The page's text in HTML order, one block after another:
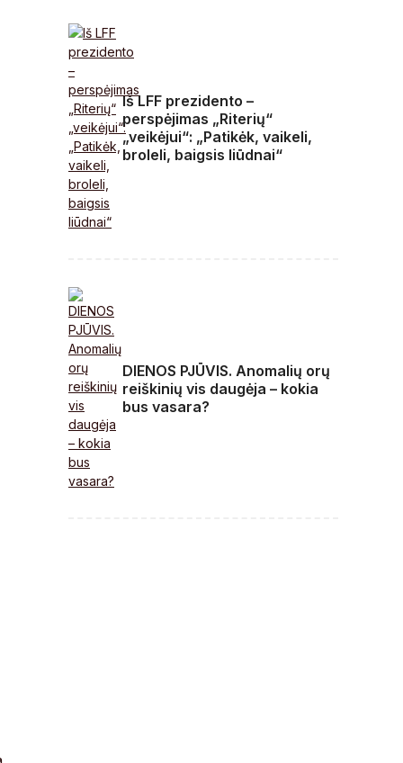
Iš LFF prezidento –
perspėjimas „Riterių“
„veikėjui“: „Patikėk, vaikeli,
broleli, baigsis liūdnai“
DIENOS PJŪVIS. Anomalių orų
reiškinių vis daugėja – kokia
bus vasara?